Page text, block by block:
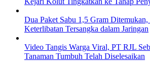
Dua Paket Sabu 1,5 Gram
Keterlibatan Tersangka dalam Jaringan
Video Tangis Warga Viral, PT RJL
Tanaman Tumbuh Telah Diselesaikan